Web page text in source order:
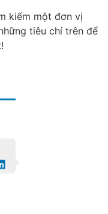
kiếm một đơn vị
tiêu chí trên để